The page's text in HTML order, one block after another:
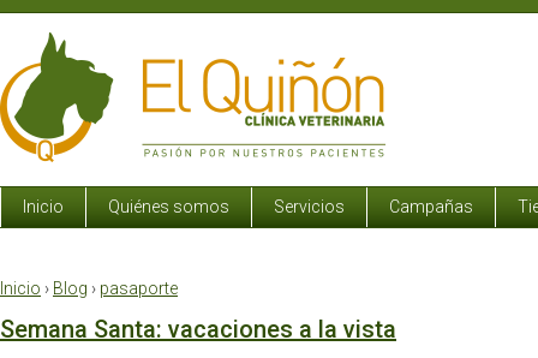
Inicio Quiénes somos Servicios Campañas
Inicio › Blog › pasaporte
Semana Santa: vacaciones a la vista